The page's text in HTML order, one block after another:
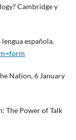
Cambridge y
española.
Nation, 6 January
The Power of Talk